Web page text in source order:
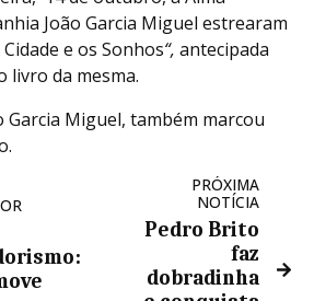
João Garcia Miguel estrearam
Cidade e os Sonhos“, antecipada
livro da mesma.
Garcia Miguel, também marcou
PRÓXIMA
NOTÍCIA
Pedro Brito
faz
dobradinha